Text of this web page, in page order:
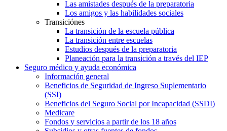
Las amistades después de la preparatoria
Los amigos y las habilidades sociales
Transiciónes
La transición de la escuela pública
La transición entre escuelas
Estudios después de la preparatoria
Planeación para la transición a través del IEP
Seguro médico y ayuda económica
Información general
Beneficios de Seguridad de Ingreso Suplementario
(SSI)
Beneficios del Seguro Social por Incapacidad (SSDI)
Medicare
Fondos y servicios a partir de los 18 años